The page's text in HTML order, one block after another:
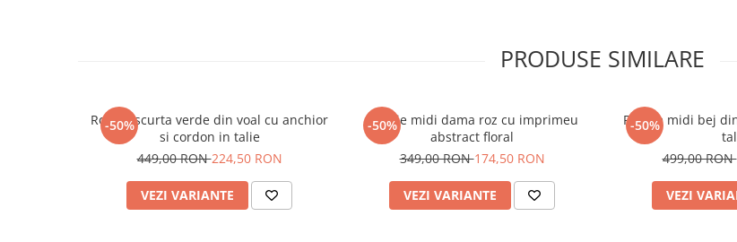
PRODUSE SIMILARE
-50%
Rochie scurta verde din voal cu anchior
si cordon in talie
449,00 RON224,50 RON
VEZI VARIANTE
-50%
Rochie midi dama roz cu imprimeu
abstract floral
349,00 RON174,50 RON
VEZI VARIANTE
-50%
Rochie midi bej
499,00 RON
VEZI